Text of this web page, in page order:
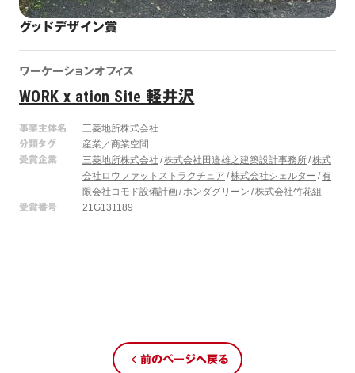
グッドデザイン賞
ワーケーションオフィス
WORK x ation Site 軽井沢
事業主体名
三菱地所株式会社
分類タグ
産業／商業空間
受賞企業
三菱地所株式会社 株式会社田邉雄之建築設計事務所 株式
会社ロウファットストラクチュア 株式会社シェルター 有
限会社コモド設備計画 ホンダグリーン 株式会社竹花組
受賞番号
21G131189
前のページへ戻る